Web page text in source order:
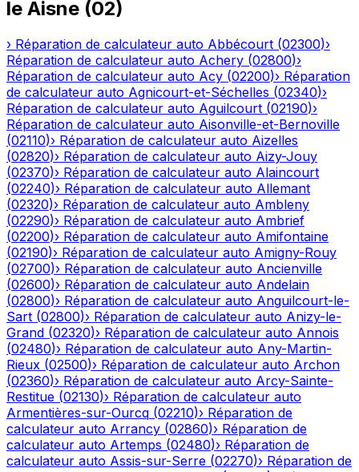
le Aisne (02)
› Réparation de calculateur auto Abbécourt (02300)›
Réparation de calculateur auto Achery (02800)›
Réparation de calculateur auto Acy (02200)› Réparation
de calculateur auto Agnicourt-et-Séchelles (02340)›
Réparation de calculateur auto Aguilcourt (02190)›
Réparation de calculateur auto Aisonville-et-Bernoville
(02110)› Réparation de calculateur auto Aizelles
(02820)› Réparation de calculateur auto Aizy-Jouy
(02370)› Réparation de calculateur auto Alaincourt
(02240)› Réparation de calculateur auto Allemant
(02320)› Réparation de calculateur auto Ambleny
(02290)› Réparation de calculateur auto Ambrief
(02200)› Réparation de calculateur auto Amifontaine
(02190)› Réparation de calculateur auto Amigny-Rouy
(02700)› Réparation de calculateur auto Ancienville
(02600)› Réparation de calculateur auto Andelain
(02800)› Réparation de calculateur auto Anguilcourt-le-
Sart (02800)› Réparation de calculateur auto Anizy-le-
Grand (02320)› Réparation de calculateur auto Annois
(02480)› Réparation de calculateur auto Any-Martin-
Rieux (02500)› Réparation de calculateur auto Archon
(02360)› Réparation de calculateur auto Arcy-Sainte-
Restitue (02130)› Réparation de calculateur auto
Armentières-sur-Ourcq (02210)› Réparation de
calculateur auto Arrancy (02860)› Réparation de
calculateur auto Artemps (02480)› Réparation de
calculateur auto Assis-sur-Serre (02270)› Réparation de